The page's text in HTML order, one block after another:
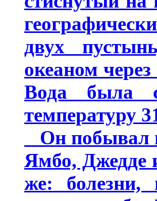
двух
океаном
Вода была
температуру
Он побывал
Ямбо, Джедде
же: болезни,